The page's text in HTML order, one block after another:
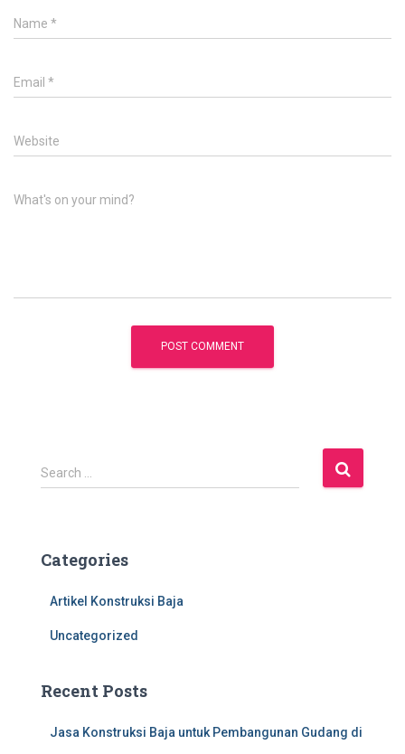
Name *
Email *
Website
What's on your mind?
S
e
h
Search …
Categories
Artikel Konstruksi Baja
Uncategorized
Recent Posts
Jasa Konstruksi Baja untuk Pembangunan Gudang di